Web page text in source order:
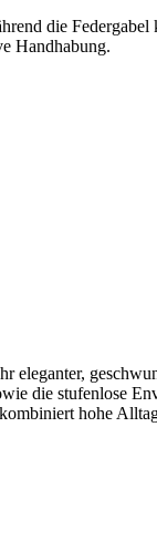
die
Handhabung.
die stufenlose
hohe